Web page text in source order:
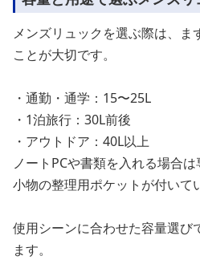
メンズリュックを選ぶ際は、ま
ことが大切です。
・通勤・通学：15〜25L
・1泊旅行：30L前後
・アウトドア：40L以上
ノートPCや書類を入れる場合は
小物の整理用ポケットが付いて
使用シーンに合わせた容量選び
ます。